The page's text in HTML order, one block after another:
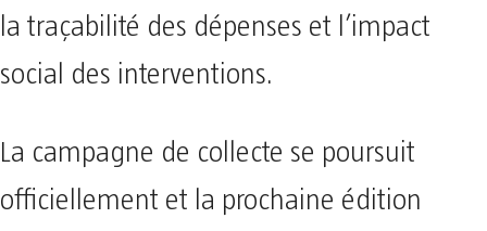
la traçabilité des dépenses et l’impact
social des interventions.
La campagne de collecte se poursuit
officiellement et la prochaine édition